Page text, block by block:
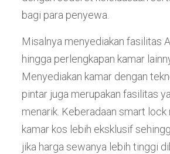
bagi para penyewa.
Misalnya menyediakan fasilitas
hingga perlengkapan kamar
Menyediakan kamar dengan
pintar juga merupakan fasilitas
menarik. Keberadaan smart lock
kamar kos lebih eksklusif
jika harga sewanya lebih tinggi